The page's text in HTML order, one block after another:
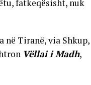
fatkeqësisht, nuk
Tiranë, via Shkup,
Vëllai i Madh,